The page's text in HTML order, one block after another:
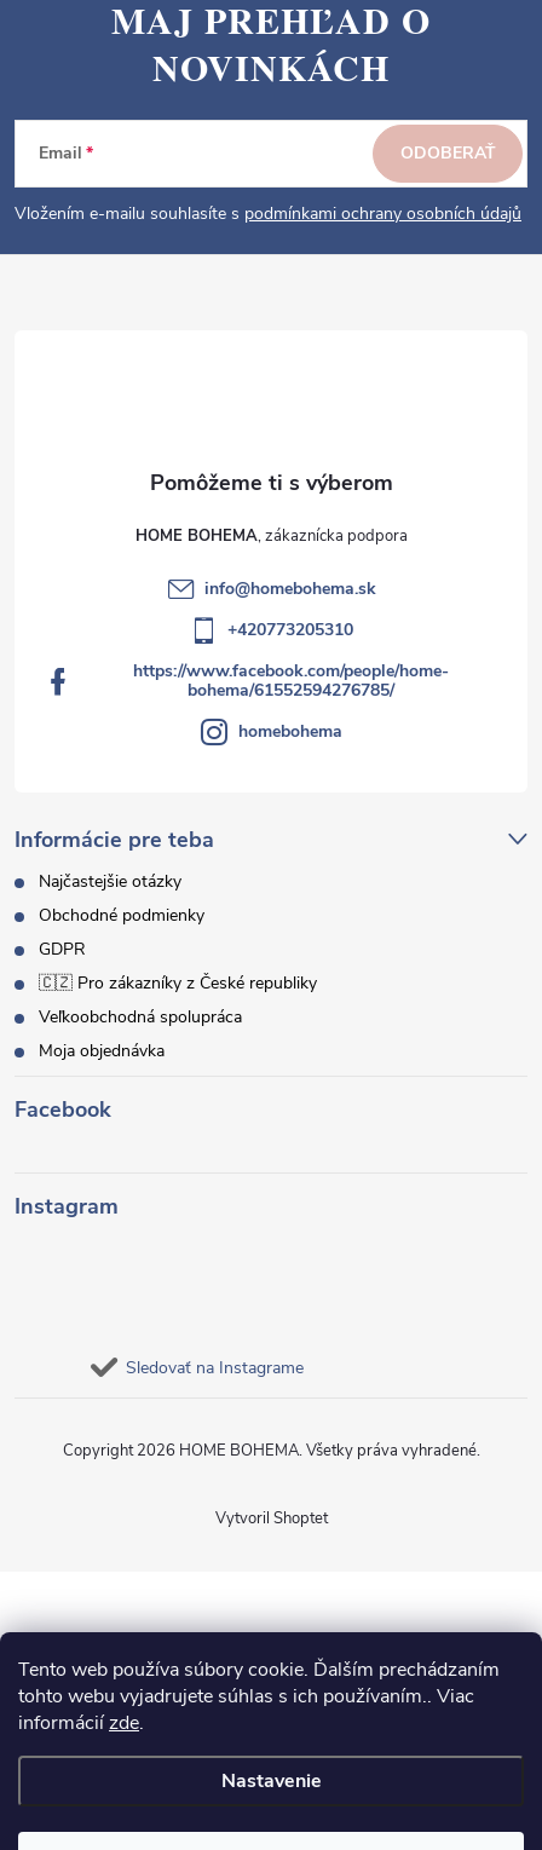
Tento web používa súbory cookie. Ďalším prechádzaním
tohto webu vyjadrujete súhlas s ich používaním.. Viac
informáciízde.
Nastavenie
p
v
k
y
p
e
MAJ PREHĽAD O
NOVINKÁCH
Email
Vložením e-mailu souhlasíte s podmínkami ochrany osobních údajů
ODOBERAŤ
Informácie pre teba
Najčastejšie otázky
Obchodné podmienky
GDPR
🇨🇿 Pro zákazníky z České republiky
Veľkoobchodná spolupráca
Moja objednávka
HOME BOHEMA
info@homebohema.sk
+420773205310
https://www.facebook.com/people/home-
bohema/61552594276785/
homebohema
Facebook
Instagram
Sledovať na Instagrame
Vytvoril Shoptet
Copyright 2026 HOME BOHEMA. Všetky práva vyhradené.